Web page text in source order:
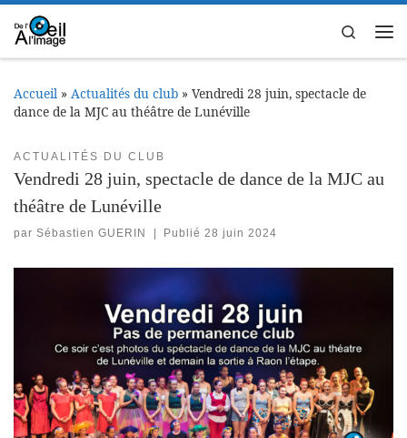
Passer au contenu
Search
Accueil » Actualités du club » Vendredi 28 juin, spectacle de
dance de la MJC au théâtre de Lunéville
ACTUALITÉS DU CLUB
Vendredi 28 juin, spectacle de dance de la MJC au
théâtre de Lunéville
par Sébastien GUERIN Publié28 juin 2024